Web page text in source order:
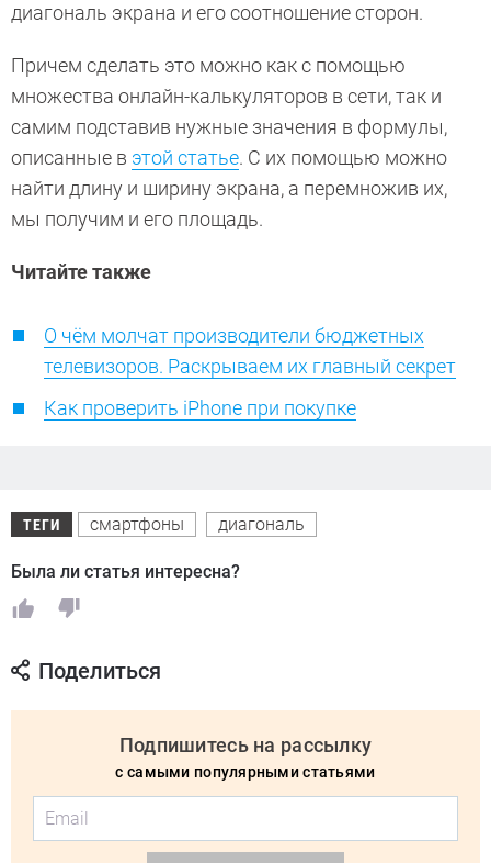
диагональ экрана и его соотношение сторон.
Причем сделать это можно как с помощью
множества онлайн-калькуляторов в сети, так и
самим подставив нужные значения в формулы,
описанные в этой статье. С их помощью можно
найти длину и ширину экрана, а перемножив их,
мы получим и его площадь.
Читайте также
О чём молчат производители бюджетных
телевизоров. Раскрываем их главный секрет
Как проверить iPhone при покупке
ТЕГИ смартфоны диагональ
Была ли статья интересна?
Поделиться
Подпишитесь на рассылку
с самыми популярными статьями